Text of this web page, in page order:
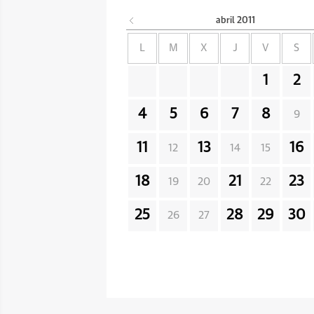
abril 2011
L M X J V S
1 2
4 5 6 7 8 9
11 12 13 14 15 16
18 19 20 21 22 23
25 26 27 28 29 30